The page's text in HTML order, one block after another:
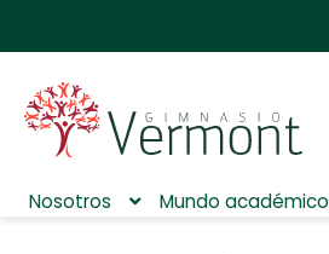
Nosotros Mundo académico